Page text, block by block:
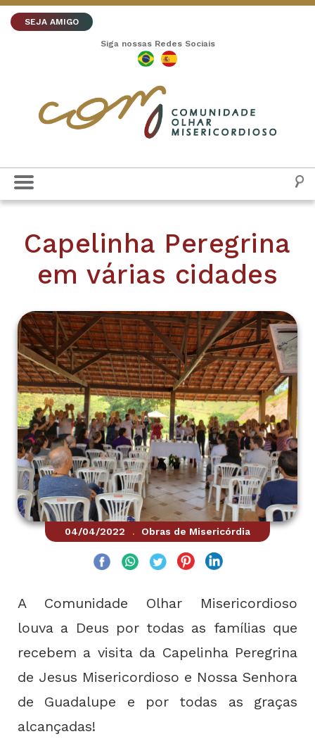
SEJA AMIGO
Siga nossas Redes Sociais
Capelinha Peregrina
em várias cidades
04/04/2022 . Obras de Misericórdia
A Comunidade Olhar Misericordioso
louva a Deus por todas as famílias que
recebem a visita da Capelinha Peregrina
de Jesus Misericordioso e Nossa Senhora
de Guadalupe e por todas as graças
alcançadas!